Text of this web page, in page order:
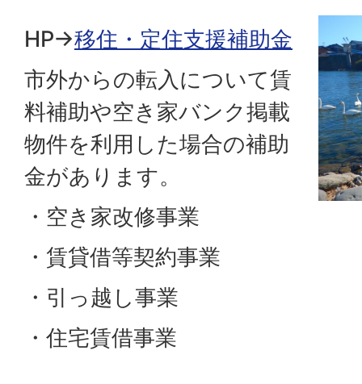
HP→移住・定住支援補助金
市外からの転入について賃
料補助や空き家バンク掲載
物件を利用した場合の補助
金があります。
・空き家改修事業
・賃貸借等契約事業
・引っ越し事業
・住宅賃借事業